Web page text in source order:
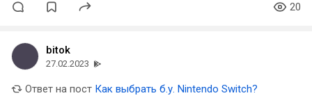
20
bitok
27.02.2023
Ответ на пост Как выбрать б.у. Nintendo Switch?